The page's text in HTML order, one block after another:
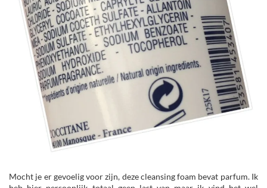
Mocht je er gevoelig voor zijn, deze cleansing foam bevat parfum. Ik